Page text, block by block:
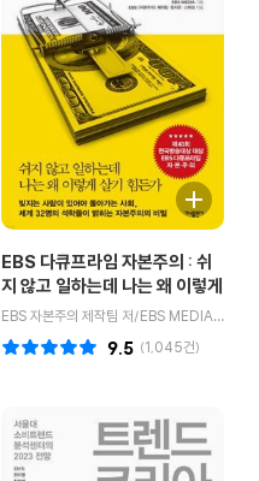
EBS 다큐프라임 자본주의 : 쉬
지 않고 일하는데 나는 왜 이렇게
살기 힘든가
EBS 자본주의 제작팀 저/EBS MEDIA 기획
(1,045건)
9.5